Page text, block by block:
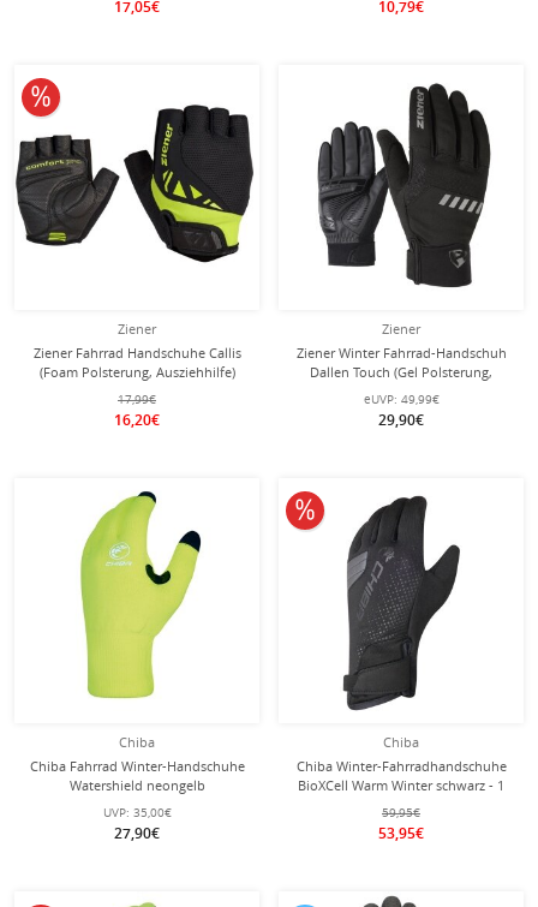
17,05€ 10,79€
Ziener
Ziener Fahrrad Handschuhe Callis
(Foam Polsterung, Ausziehhilfe)
schwarz/lime
17,99€
16,20€
10% reduziert
Ziener
Ziener Winter Fahrrad-Handschuh
Dallen Touch (Gel Polsterung,
winddicht, wasserabweisend)
schwarz
eUVP: 49,99€
29,90€
Chiba
Chiba Fahrrad Winter-Handschuhe
Watershield neongelb
UVP: 35,00€
27,90€
Chiba
Chiba Winter-Fahrradhandschuhe
BioXCell Warm Winter schwarz - 1
Paar
59,95€
53,95€
10% reduziert